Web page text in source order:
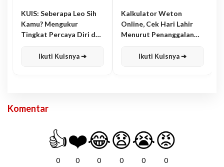
KUIS: Seberapa Leo Sih
Kamu? Mengukur
Tingkat Percaya Diri dan
Ikuti Kuisnya ➔
Kalkulator Weton
Online, Cek Hari Lahir
Menurut Penanggalan
Ikuti Kuisnya ➔
Komentar
👍
0
❤️
0
😂
0
😧
0
😭
0
😡
0